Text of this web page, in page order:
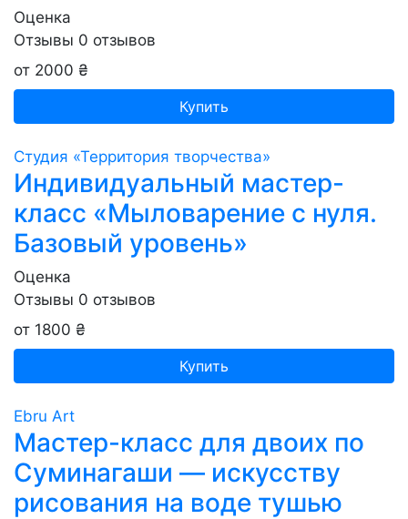
Оценка
Отзывы 0 отзывов
от 2000 ₴
Купить
Студия «Территория творчества»
Индивидуальный мастер-
класс «Мыловарение с нуля.
Базовый уровень»
Оценка
Отзывы 0 отзывов
от 1800 ₴
Купить
Ebru Art
Мастер-класс для двоих по
Суминагаши — искусству
рисования на воде тушью